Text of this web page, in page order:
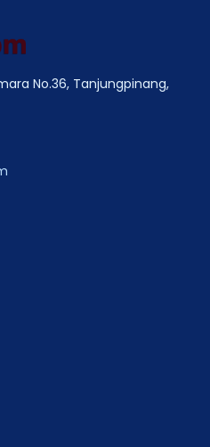
No.36, Tanjungpinang,